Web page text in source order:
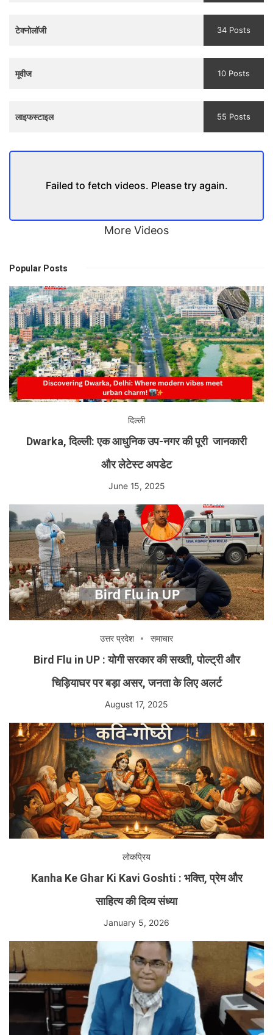
टेक्नोलॉजी 34 Posts
मूवीज 10 Posts
लाइफस्टाइल 55 Posts
Failed to fetch videos. Please try again.
More Videos
Popular Posts
दिल्ली
Dwarka, दिल्ली: एक आधुनिक उप-नगर की पूरी जानकारी
और लेटेस्ट अपडेट
June 15, 2025
उत्तर प्रदेश समाचार
Bird Flu in UP : योगी सरकार की सख्ती, पोल्ट्री और
चिड़ियाघर पर बड़ा असर, जनता के लिए अलर्ट
August 17, 2025
लोकप्रिय
Kanha Ke Ghar Ki Kavi Goshti : भक्ति, प्रेम और
साहित्य की दिव्य संध्या
January 5, 2026